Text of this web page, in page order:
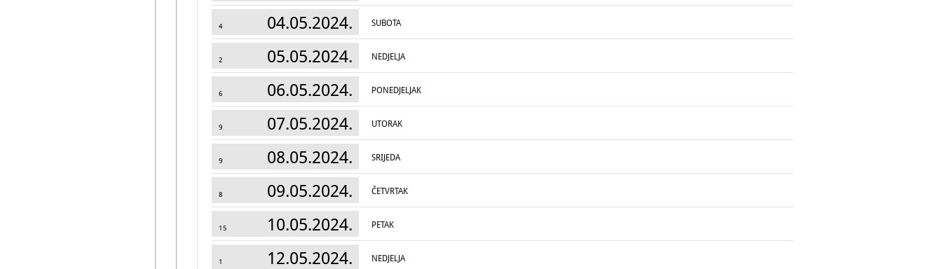
4 04.05.2024. SUBOTA
2 05.05.2024. NEDJELJA
6 06.05.2024. PONEDJELJAK
9 07.05.2024. UTORAK
9 08.05.2024. SRIJEDA
8 09.05.2024. ČETVRTAK
15 10.05.2024. PETAK
1 12.05.2024. NEDJELJA